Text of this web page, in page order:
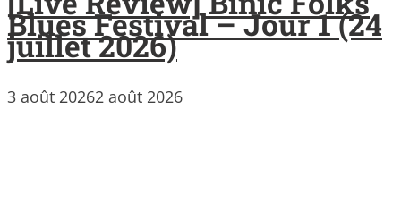
Blues Festival – Jour 1 (24
juillet 2026)
3 août 20262 août 2026